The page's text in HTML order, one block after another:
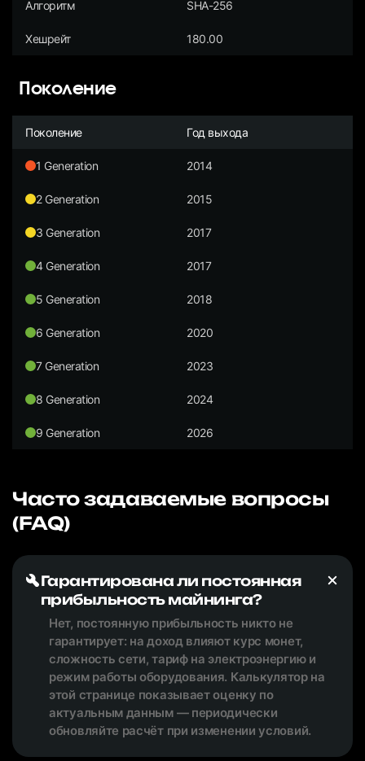
Алгоритм SHA-256
Хешрейт 180.00
Поколение
Поколение Год выхода
1 Generation 2014
2 Generation 2015
3 Generation 2017
4 Generation 2017
5 Generation 2018
6 Generation 2020
7 Generation 2023
8 Generation 2024
9 Generation 2026
Часто задаваемые вопросы
(FAQ)
Гарантирована ли постоянная
прибыльность майнинга?
Нет, постоянную прибыльность никто не
гарантирует: на доход влияют курс монет,
сложность сети, тариф на электроэнергию и
режим работы оборудования. Калькулятор на
этой странице показывает оценку по
актуальным данным — периодически
обновляйте расчёт при изменении условий.